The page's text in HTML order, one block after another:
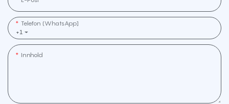
+1
Telefon (WhatsApp]
Innhold